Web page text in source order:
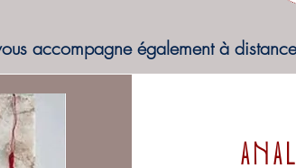
accompagne également à